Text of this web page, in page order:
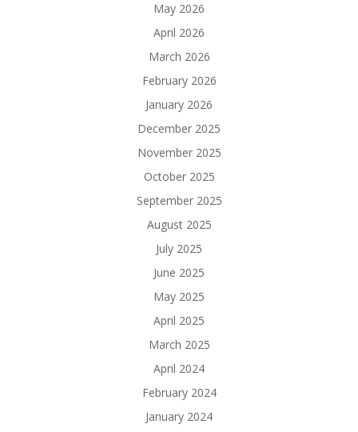
May 2026
April 2026
March 2026
February 2026
January 2026
December 2025
November 2025
October 2025
September 2025
August 2025
July 2025
June 2025
May 2025
April 2025
March 2025
April 2024
February 2024
January 2024